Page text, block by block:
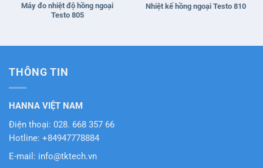
Máy đo nhiệt độ hồng ngoại
Testo 805
Nhiệt kế hồng ngoại Testo 810
THÔNG TIN
HANNA VIỆT NAM
Điện thoại: 028. 668 357 66
Hotline: +84947778884
E-mail: info@tktech.vn